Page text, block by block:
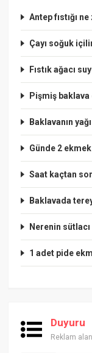
Antep fıstığı
Çayı soğuk
Fıstık ağacı
Pişmiş
Baklavanın
Günde 2
Saat kaçtan
Baklavada
Nerenin
1 adet pide
Duyuru
Reklam